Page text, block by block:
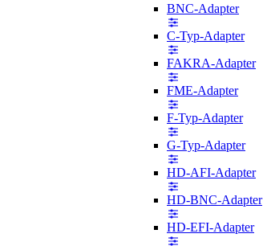
BNC-Adapter
C-Typ-Adapter
FAKRA-Adapter
FME-Adapter
F-Typ-Adapter
G-Typ-Adapter
HD-AFI-Adapter
HD-BNC-Adapter
HD-EFI-Adapter